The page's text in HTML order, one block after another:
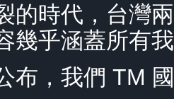
的時代，台灣
幾乎涵蓋所有
布，我們 TM